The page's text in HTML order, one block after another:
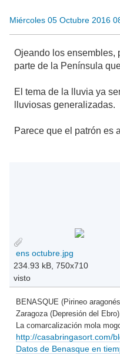
Miércoles 05 Octubre 2016
Ojeando los ensembles,
parte de la Península
El tema de la lluvia ya
lluviosas generalizadas.
Parece que el patrón es
ens octubre.jpg
234.93 kB, 750x710
visto
BENASQUE (Pirineo
Zaragoza (Depresión del
La comarcalización mola
http://casabringasort.com/
Datos de Benasque en